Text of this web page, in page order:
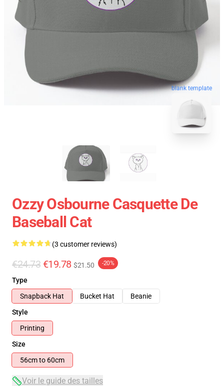
blank template
Ozzy Osbourne Casquette De
Baseball Cat
(3 customer reviews)
€24.73 €19.78 $21.50 -20%
Type
Snapback Hat
Bucket Hat
Beanie
Style
Printing
Size
56cm to 60cm
Voir le guide des tailles